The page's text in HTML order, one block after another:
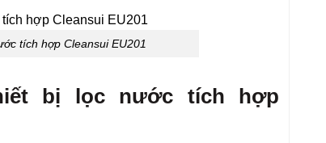
tích hợp Cleansui EU201
bị lọc nước tích hợp